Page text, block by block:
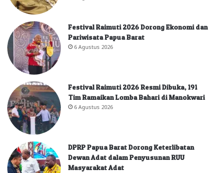
Festival Raimuti 2026 Dorong Ekonomi dan
Pariwisata Papua Barat
6 Agustus 2026
Festival Raimuti 2026 Resmi Dibuka, 191
Tim Ramaikan Lomba Bahari di Manokwari
6 Agustus 2026
DPRP Papua Barat Dorong Keterlibatan
Dewan Adat dalam Penyusunan RUU
Masyarakat Adat